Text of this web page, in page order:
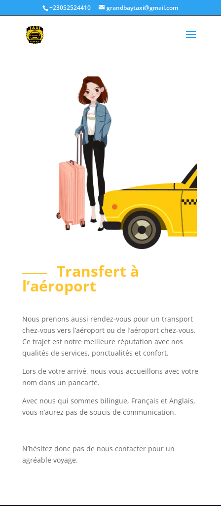
+23052524410 grandbaytaxi@gmail.com
Transfert à
l’aéroport
Nous prenons aussi rendez-vous pour un transport
chez-vous vers l’aéroport ou de l’aéroport chez-vous.
Ce trajet est notre meilleure réputation avec nos
qualités de services, ponctualités et confort.
Lors de votre arrivé, nous vous accueillons avec votre
nom dans un pancarte.
Avec nous qui sommes bilingue, Français et Anglais,
vous n’aurez pas de soucis de communication.
N’hésitez donc pas de nous contacter pour un
agréable voyage.